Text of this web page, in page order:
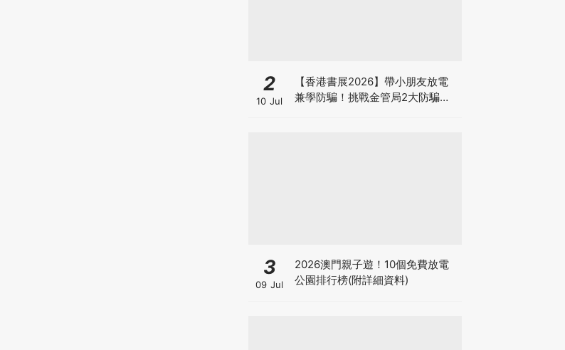
2
10 Jul
【香港書展2026】帶小朋友放電
兼學防騙！挑戰金管局2大防騙遊
3
09 Jul
2026澳門親子遊！10個免費放電
公園排行榜(附詳細資料)